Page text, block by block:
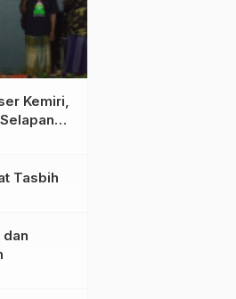
Kemiri,
Kliwon
Tasbih
dan